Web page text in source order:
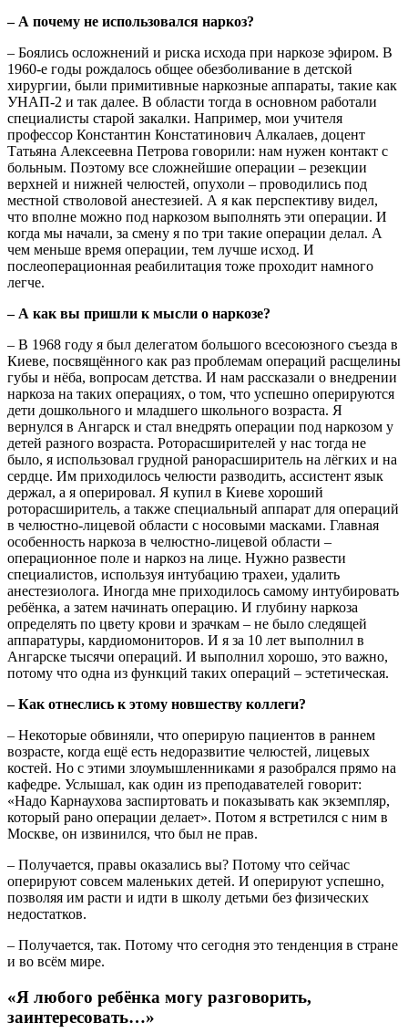
– А почему не использовался наркоз?
– Боялись осложнений и риска исхода при наркозе эфиром. В
1960-е годы рождалось общее обезболивание в детской
хирургии, были примитивные наркозные аппараты, такие как
УНАП-2 и так далее. В области тогда в основном работали
специалисты старой закалки. Например, мои учителя
профессор Константин Констатинович Алкалаев, доцент
Татьяна Алексеевна Петрова говорили: нам нужен контакт с
больным. Поэтому все сложнейшие операции – резекции
верхней и ниж­ней челюстей, опухоли – проводились под
местной стволовой анестезией. А я как перспективу видел,
что вполне можно под наркозом выполнять эти операции. И
когда мы начали, за смену я по три такие операции делал. А
чем меньше время операции, тем лучше исход. И
послеоперационная реабилитация тоже проходит намного
легче.
– А как вы пришли к мысли о наркозе?
– В 1968 году я был делегатом большого всесоюзного съезда в
Киеве, посвящённого как раз проблемам операций расщелины
губы и нёба, вопросам детства. И нам рассказали о внедрении
наркоза на таких операциях, о том, что успешно оперируются
дети дошкольного и младшего школьного возраста. Я
вернулся в Ангарск и стал внедрять операции под наркозом у
детей разного возраста. Роторасширителей у нас тогда не
было, я использовал грудной ранорасширитель на лёгких и на
сердце. Им приходилось челюсти разводить, ассистент язык
держал, а я оперировал. Я купил в Киеве хороший
роторасширитель, а также специальный аппарат для операций
в челюстно-лицевой области с носовыми масками. Главная
особенность наркоза в челюстно-лицевой области –
операционное поле и наркоз на лице. Нужно развести
специалистов, используя интубацию трахеи, удалить
анестезиолога. Иногда мне приходилось самому интубировать
ребёнка, а затем начинать операцию. И глубину наркоза
определять по цвету крови и зрачкам – не было следящей
аппаратуры, кардиомониторов. И я за 10 лет выполнил в
Ангарске тысячи операций. И выполнил хорошо, это важно,
потому что одна из функций таких операций – эстетическая.
– Как отнеслись к этому новшеству коллеги?
– Некоторые обвиняли, что оперирую пациентов в раннем
возрасте, когда ещё есть недоразвитие челюстей, лицевых
костей. Но с этими злоумышленниками я разобрался прямо на
кафедре. Услышал, как один из преподавателей говорит:
«Надо Карнаухова заспиртовать и показывать как экземпляр,
который рано операции делает». Потом я встретился с ним в
Москве, он извинился, что был не прав.
– Получается, правы оказались вы? Потому что сейчас
оперируют совсем маленьких детей. И оперируют успешно,
позволяя им расти и идти в школу детьми без физических
недостатков.
– Получается, так. Потому что сегодня это тенденция в стране
и во всём мире.
«Я любого ребёнка могу разговорить,
заинтересовать…»